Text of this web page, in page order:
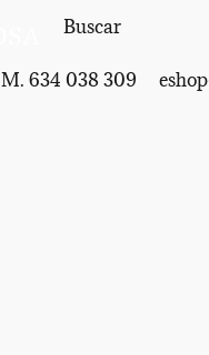
M. 634 038 309